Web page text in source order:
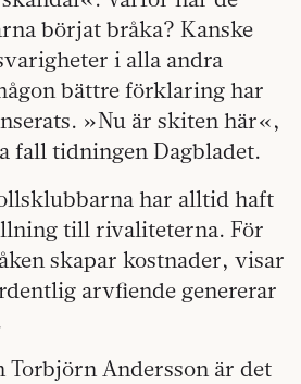
börjat bråka? Kanske
i alla andra
bättre förklaring har
»Nu är skiten här«,
fall tidningen Dagbladet.
har alltid haft
till rivaliteterna. För
skapar kostnader, visar
arvfiende genererar
Andersson är det